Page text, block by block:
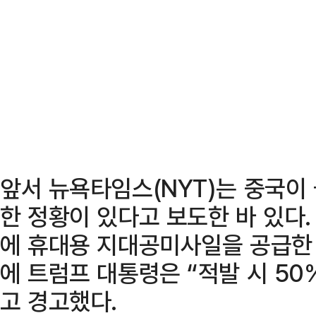
앞서 뉴욕타임스(NYT)는 중국
한 정황이 있다고 보도한 바 있
에 휴대용 지대공미사일을 공급
에 트럼프 대통령은 “적발 시
고 경고했다.